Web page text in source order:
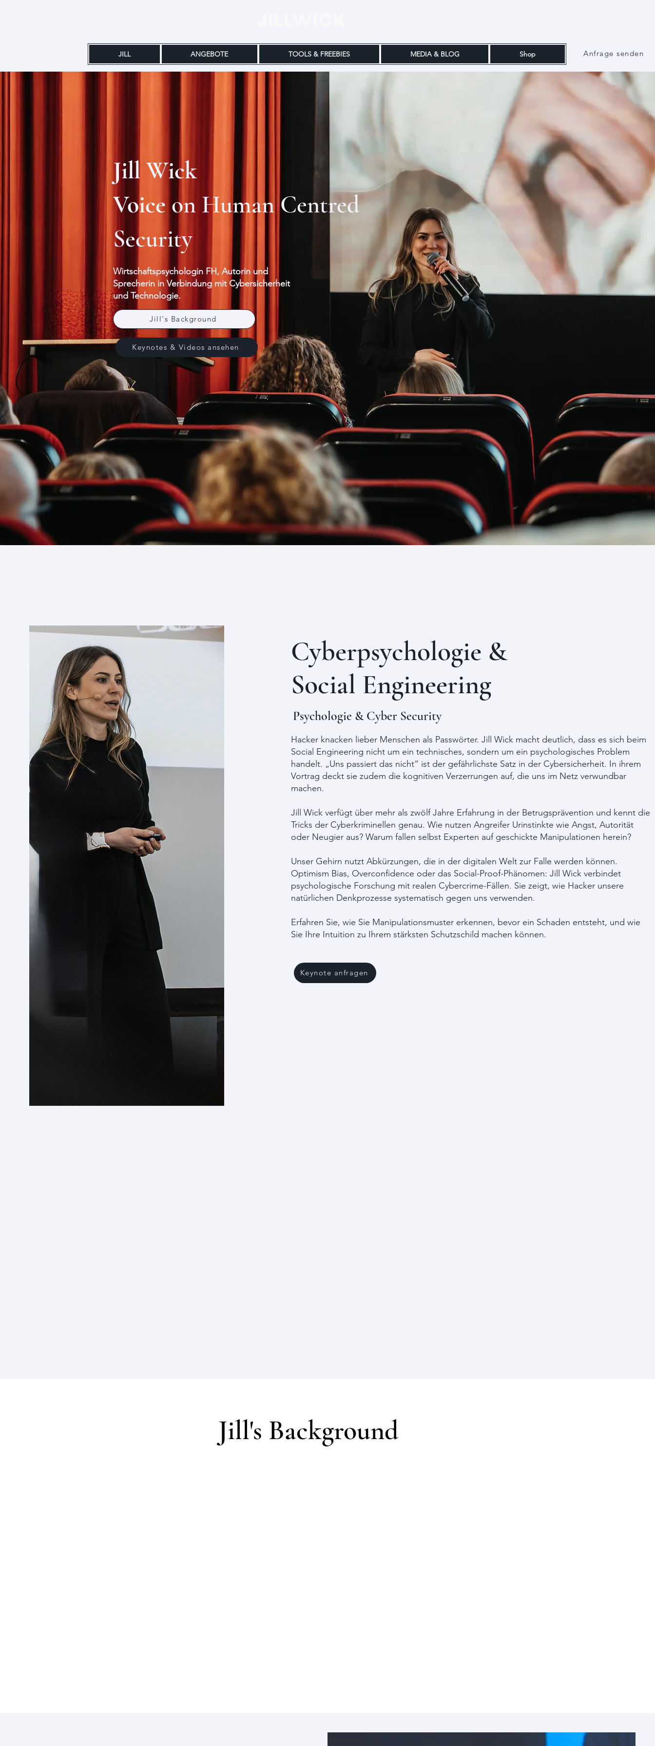
JILL ANGEBOTE TOOLS & FREEBIES MEDIA & BLOG Shop Anfrage senden
Jill Wick
Voice on Human Centred
Security
Wirtschaftspsychologin FH, Autorin und
Sprecherin in Verbindung mit Cybersicherheit
und Technologie.​​
Jill's Background
Keynotes & Videos ansehen
Cyberpsychologie &
Social Engineering
Psychologie & Cyber Security
Hacker knacken lieber Menschen als Passwörter. Jill Wick macht deutlich, dass es sich beim
Social Engineering nicht um ein technisches, sondern um ein psychologisches Problem
handelt. „Uns passiert das nicht“ ist der gefährlichste Satz in der Cybersicherheit. In ihrem
Vortrag deckt sie zudem die kognitiven Verzerrungen auf, die uns im Netz verwundbar
machen.
Jill Wick verfügt über mehr als zwölf Jahre Erfahrung in der Betrugsprävention und kennt die
Tricks der Cyberkriminellen genau. Wie nutzen Angreifer Urinstinkte wie Angst, Autorität
oder Neugier aus? Warum fallen selbst Experten auf geschickte Manipulationen herein?
Unser Gehirn nutzt Abkürzungen, die in der digitalen Welt zur Falle werden können.
Optimism Bias, Overconfidence oder das Social-Proof-Phänomen: Jill Wick verbindet
psychologische Forschung mit realen Cybercrime-Fällen. Sie zeigt, wie Hacker unsere
natürlichen Denkprozesse systematisch gegen uns verwenden.
Erfahren Sie, wie Sie Manipulationsmuster erkennen, bevor ein Schaden entsteht, und wie
Sie Ihre Intuition zu Ihrem stärksten Schutzschild machen können.
Keynote anfragen
Jill's Background